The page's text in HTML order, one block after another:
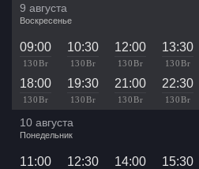
9 августа
Воскресенье
09:00
130 Br
10:30
130 Br
12:00
130 Br
13:30
130 Br
18:00
130 Br
19:30
130 Br
21:00
130 Br
22:30
130 Br
10 августа
Понедельник
11:00 12:30 14:00 15:30